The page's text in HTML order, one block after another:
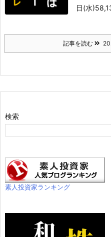
日(水
記事を読む
検索
素人投資家ランキング